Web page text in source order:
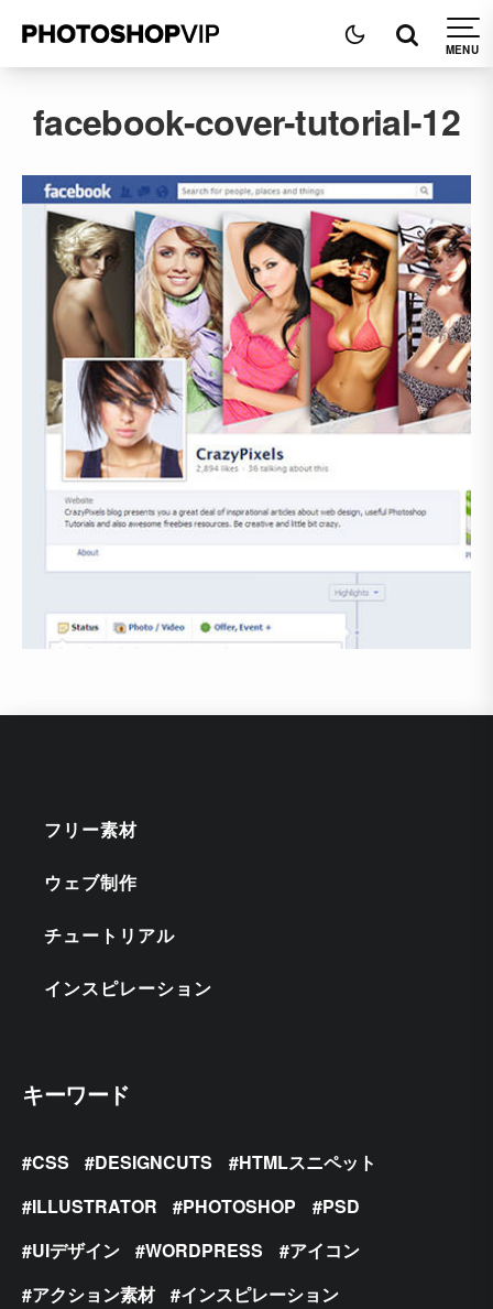
facebook-cover-tutorial-12
フリー素材
ウェブ制作
チュートリアル
インスピレーション
キーワード
CSS DESIGNCUTS
HTMLスニペット
ILLUSTRATOR
PHOTOSHOP
PSD
UIデザイン
WORDPRESS
アイコン
アクション素材
インスピレーション